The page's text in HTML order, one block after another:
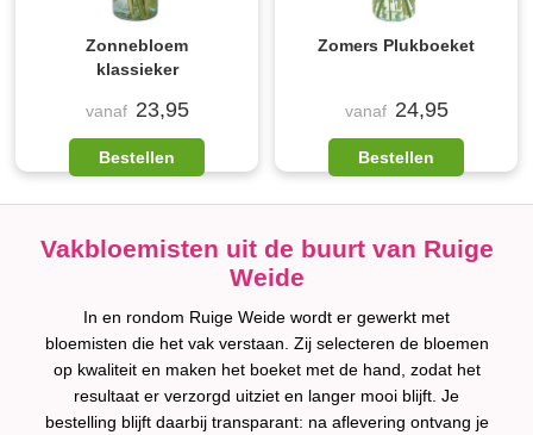
Zonnebloem
klassieker
vanaf 23,95
Bestellen
Zomers Plukboeket
vanaf 24,95
Bestellen
Vakbloemisten uit de buurt van Ruige
Weide
In en rondom Ruige Weide wordt er gewerkt met
bloemisten die het vak verstaan. Zij selecteren de bloemen
op kwaliteit en maken het boeket met de hand, zodat het
resultaat er verzorgd uitziet en langer mooi blijft. Je
bestelling blijft daarbij transparant: na aflevering ontvang je